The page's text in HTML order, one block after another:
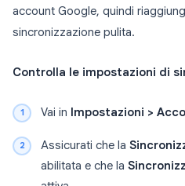
account Google, quindi
sincronizzazione pulita.
Controlla le impostazioni di
Vai in Impostazioni >
Assicurati che la
abilitata e che la